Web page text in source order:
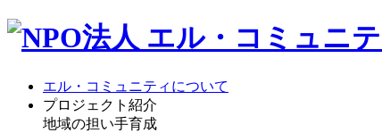
エル・コミュニティについて
プロジェクト紹介
地域の担い手育成